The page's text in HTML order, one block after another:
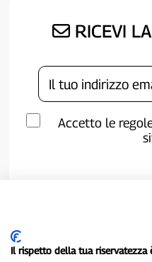
RICEVI
Accetto le
Il rispetto della tua riservatezza